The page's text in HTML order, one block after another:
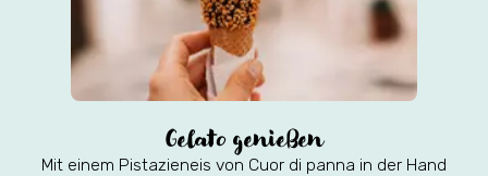
Gelato genießen
Mit einem Pistazieneis von Cuor di panna in der Hand